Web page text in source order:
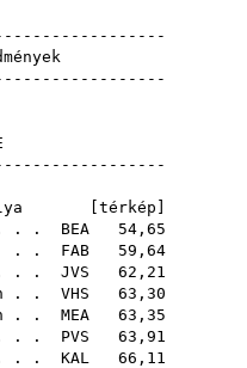
[ térkép
. . BEA 54,65
. . FAB 59,64
. . JVS 62,21
. . VHS 63,30
. . MEA 63,35
. . PVS 63,91
. . KAL 66,11